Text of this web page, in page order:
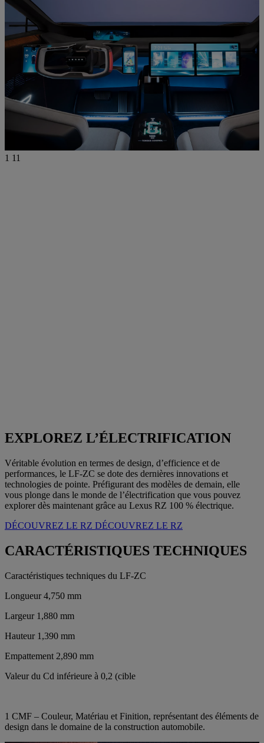
1 11
EXPLOREZ L’ÉLECTRIFICATION
Véritable évolution en termes de design, d’efficience et de
performances, le LF-ZC se dote des dernières innovations et
technologies de pointe. Préfigurant des modèles de demain, elle
vous plonge dans le monde de l’électrification que vous pouvez
explorer dès maintenant grâce au Lexus RZ 100 % électrique.
DÉCOUVREZ LE RZ DÉCOUVREZ LE RZ
CARACTÉRISTIQUES TECHNIQUES
Caractéristiques techniques du LF-ZC
Longueur 4,750 mm
Largeur 1,880 mm
Hauteur 1,390 mm
Empattement 2,890 mm
Valeur du Cd inférieure à 0,2 (cible
1 CMF – Couleur, Matériau et Finition, représentant des éléments de
design dans le domaine de la construction automobile.